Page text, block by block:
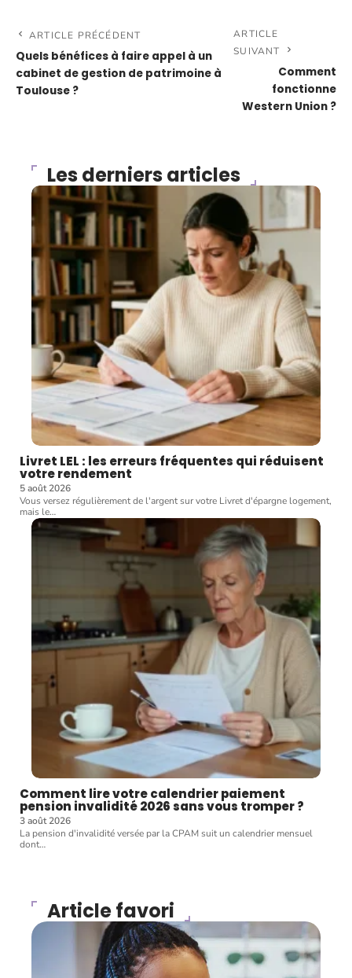
ARTICLE PRÉCÉDENT
Quels bénéfices à faire appel à un
cabinet de gestion de patrimoine à
Toulouse ?
ARTICLE
SUIVANT
Comment
fonctionne
Western Union ?
Les derniers articles
Livret LEL : les erreurs fréquentes qui réduisent
votre rendement
5 août 2026
Vous versez régulièrement de l'argent sur votre Livret d'épargne logement,
mais le…
Comment lire votre calendrier paiement
pension invalidité 2026 sans vous tromper ?
3 août 2026
La pension d'invalidité versée par la CPAM suit un calendrier mensuel
dont…
Article favori